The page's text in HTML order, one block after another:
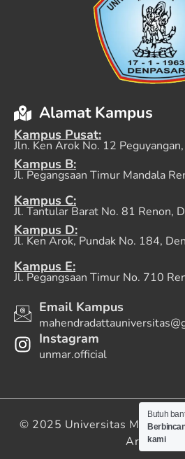
Alamat Kampus
Kampus Pusat:
Jln. Ken Arok No. 12
Kampus B:
Jl. Pegangsaan Timur Mandala
Kampus C:
Jl. Tantular Barat No. 81 Renon,
Kampus D:
Jl. Ken Arok, Pundak No. 184,
Kampus E:
Jl. Pegangsaan Timur No. 710
Email Kampus
Instagram
unmar.official
© 2025 Universitas
Artsyana.id
Butuh
kami